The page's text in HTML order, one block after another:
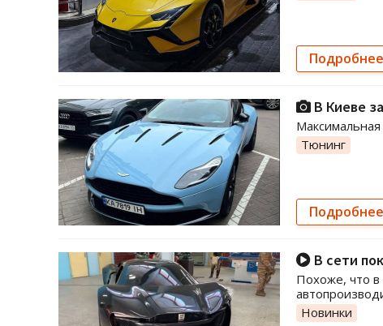
Подробнее
В Киеве
Максимальная
Тюнинг
Подробнее
В сети
Похоже, что
Новинки